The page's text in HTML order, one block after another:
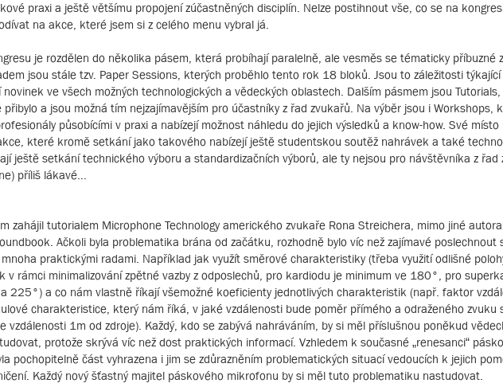
praxi a ještě většímu propojení zúčastněných disciplín. Nelze postihnout vše, co se na
na akce, které jsem si z celého menu vybral já.
je rozdělen do několika pásem, která probíhají paralelně, ale vesměs se tématicky příbuzné
jsou stále tzv. Paper Sessions, kterých proběhlo tento rok 18 bloků. Jsou to záležitosti
novinek ve všech možných technologických a vědeckých oblastech. Dalším pásmem jsou
přibylo a jsou možná tím nejzajímavějším pro účastníky z řad zvukařů. Na výběr jsou i Workshops,
působícími v praxi a nabízejí možnost náhledu do jejich výsledků a know-how. Své místo
které kromě setkání jako takového nabízejí ještě studentskou soutěž nahrávek a také
ještě setkání technického výboru a standardizačních výborů, ale ty nejsou pro návštěvníka z řad
příliš lákavé...
zahájil tutorialem Microphone Technology amerického zvukaře Rona Streichera, mimo jiné
Ačkoli byla problematika brána od začátku, rozhodně bylo víc než zajímavé poslechnout
praktickými radami. Například jak využít směrové charakteristiky (třeba využití odlišné
v rámci minimalizování zpětné vazby z odposlechů, pro kardiodu je minimum ve 180°, pro
225°) a co nám vlastně říkají všemožné koeficienty jednotlivých charakteristik (např. faktor
charakteristice, který nám říká, v jaké vzdálenosti bude poměr přímého a odraženého zvuku
vzdálenosti 1m od zdroje). Každý, kdo se zabývá nahráváním, by si měl příslušnou poněkud
protože skrývá víc než dost praktických informací. Vzhledem k současné „renesanci“
pochopitelně část vyhrazena i jim se zdůrazněním problematických situací vedoucích k jejich
Každý nový šťastný majitel páskového mikrofonu by si měl tuto problematiku nastudovat.